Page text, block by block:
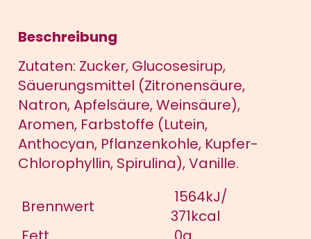
Beschreibung
Zutaten: Zucker, Glucosesirup,
Säuerungsmittel (Zitronensäure,
Natron, Apfelsäure, Weinsäure),
Aromen, Farbstoffe (Lutein,
Anthocyan, Pflanzenkohle, Kupfer-
Chlorophyllin, Spirulina), Vanille.
Brennwert
1564kJ/
371kcal